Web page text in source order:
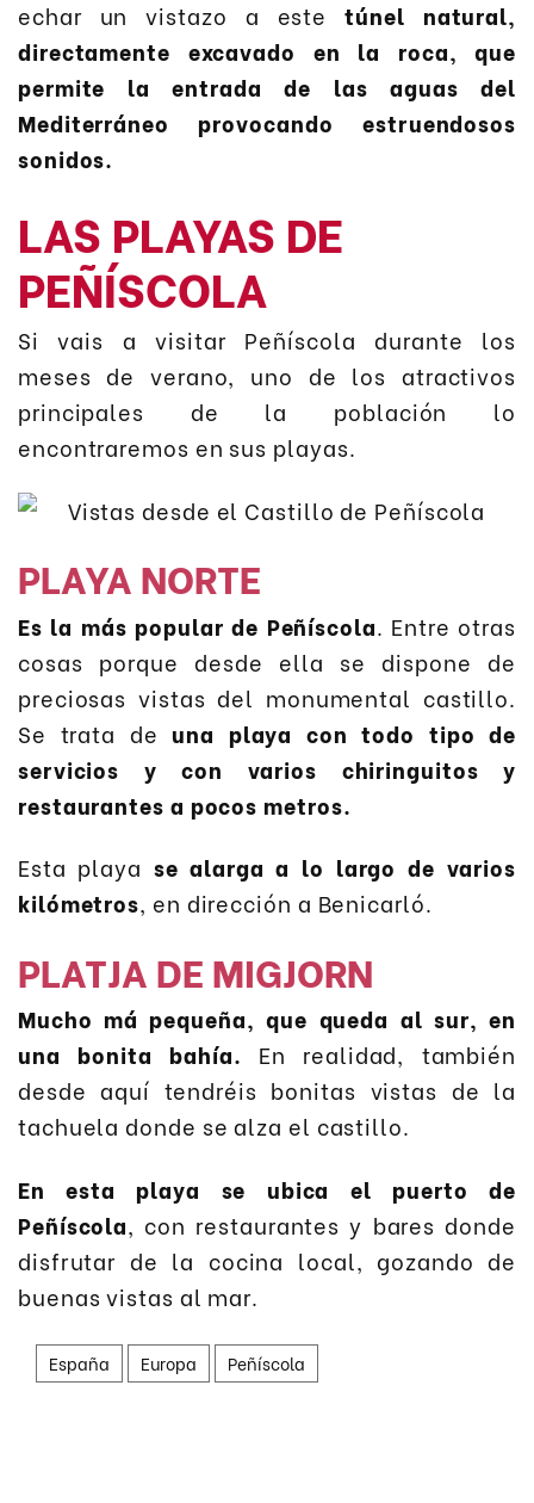
echar un vistazo a estetúnel natural,
directamente excavado en la roca, que
permite la entrada de las aguas del
Mediterráneo provocando estruendosos
sonidos.
LAS PLAYAS DE
PEÑÍSCOLA
Si vais a visitar Peñíscola durante los
meses de verano, uno de los atractivos
principales de la población lo
encontraremos en sus playas.
PLAYA NORTE
Es la más popular de Peñíscola. Entre otras
cosas porque desde ella se dispone de
preciosas vistas del monumental castillo.
Se trata de una playa con todo tipo de
servicios y con varios chiringuitos y
restaurantes a pocos metros.
Esta playa se alarga a lo largo de varios
kilómetros, en dirección a Benicarló.
PLATJA DE MIGJORN
Mucho má pequeña, que queda al sur, en
una bonita bahía. En realidad, también
desde aquí tendréis bonitas vistas de la
tachuela donde se alza el castillo.
En esta playa se ubica el puerto de
Peñíscola, con restaurantes y bares donde
disfrutar de la cocina local, gozando de
buenas vistas al mar.
España Europa Peñíscola